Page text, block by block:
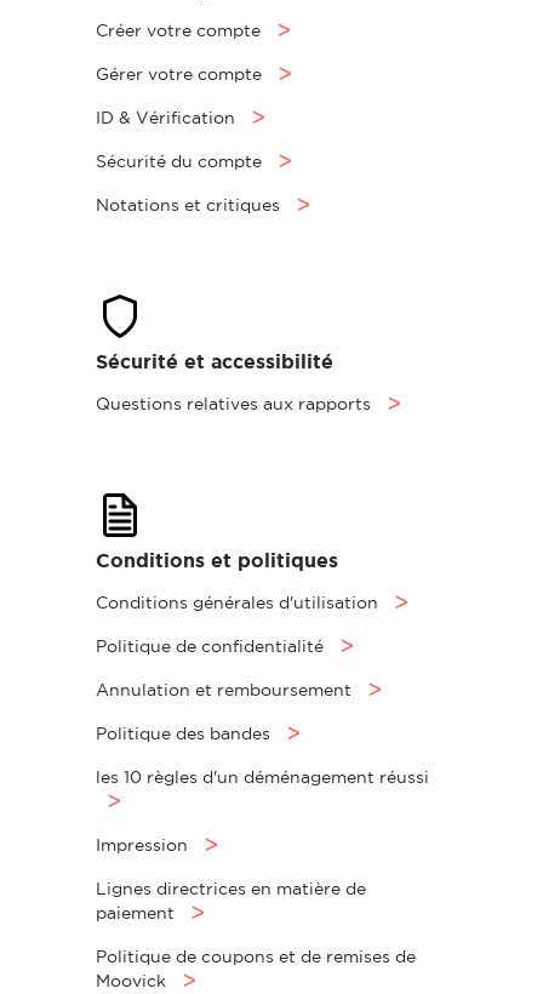
Créer votre compte ᐳ
Gérer votre compte ᐳ
ID & Vérification ᐳ
Sécurité du compte ᐳ
Notations et critiques ᐳ
Sécurité et accessibilité
Questions relatives aux rapports ᐳ
Conditions et politiques
Conditions générales d'utilisation ᐳ
Politique de confidentialité ᐳ
Annulation et remboursement ᐳ
Politique des bandes ᐳ
les 10 règles d'un déménagement réussi
ᐳ
Impression ᐳ
Lignes directrices en matière de
paiement
ᐳ
Politique de coupons et de remises de
Moovick
ᐳ